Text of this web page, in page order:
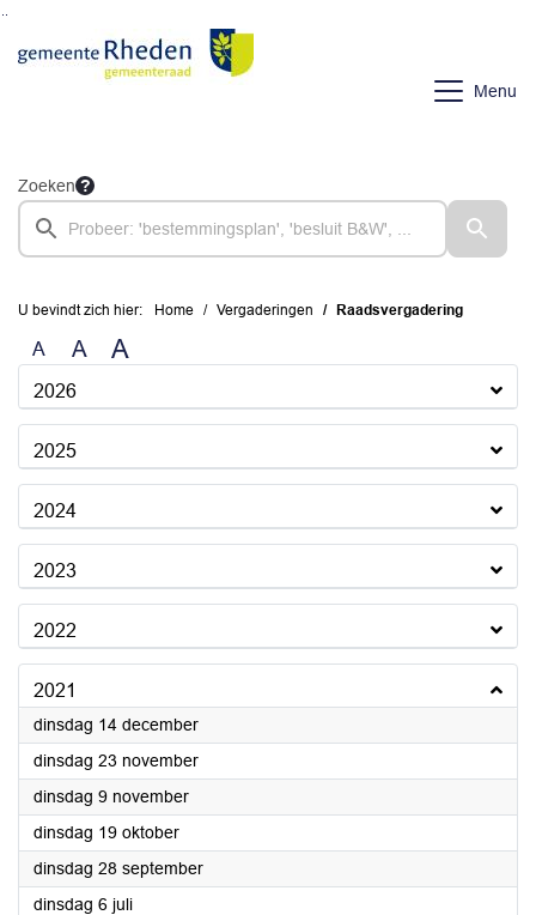
Ga naar de inhoud van deze pagina
Menu
Zoeken
U bevindt zich hier: Home Vergaderingen Raadsvergadering
A A A
2026
2025
2024
2023
2022
2021
dinsdag 14 december2021
dinsdag 23 november2021
dinsdag 9 november2021
dinsdag 19 oktober2021
dinsdag 28 september2021
dinsdag 6 juli2021